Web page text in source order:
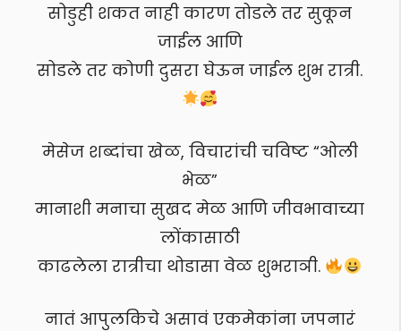
सोडुही शकत नाही कारण तोडले तर सुकून
जाईल आणि
सोडले तर कोणी दुसरा घेऊन जाईल शुभ रात्री.
मेसेज शब्दांचा खेळ, विचारांची चविष्ट “ओली
भेळ”
मानाशी मनाचा सुखद मेळ आणि जीवभावाच्या
लोंकासाठी
काढलेला रात्रीचा थोडासा वेळ शुभराञी.
नातं आपुलकिचे असावं एकमेकांना जपनारं